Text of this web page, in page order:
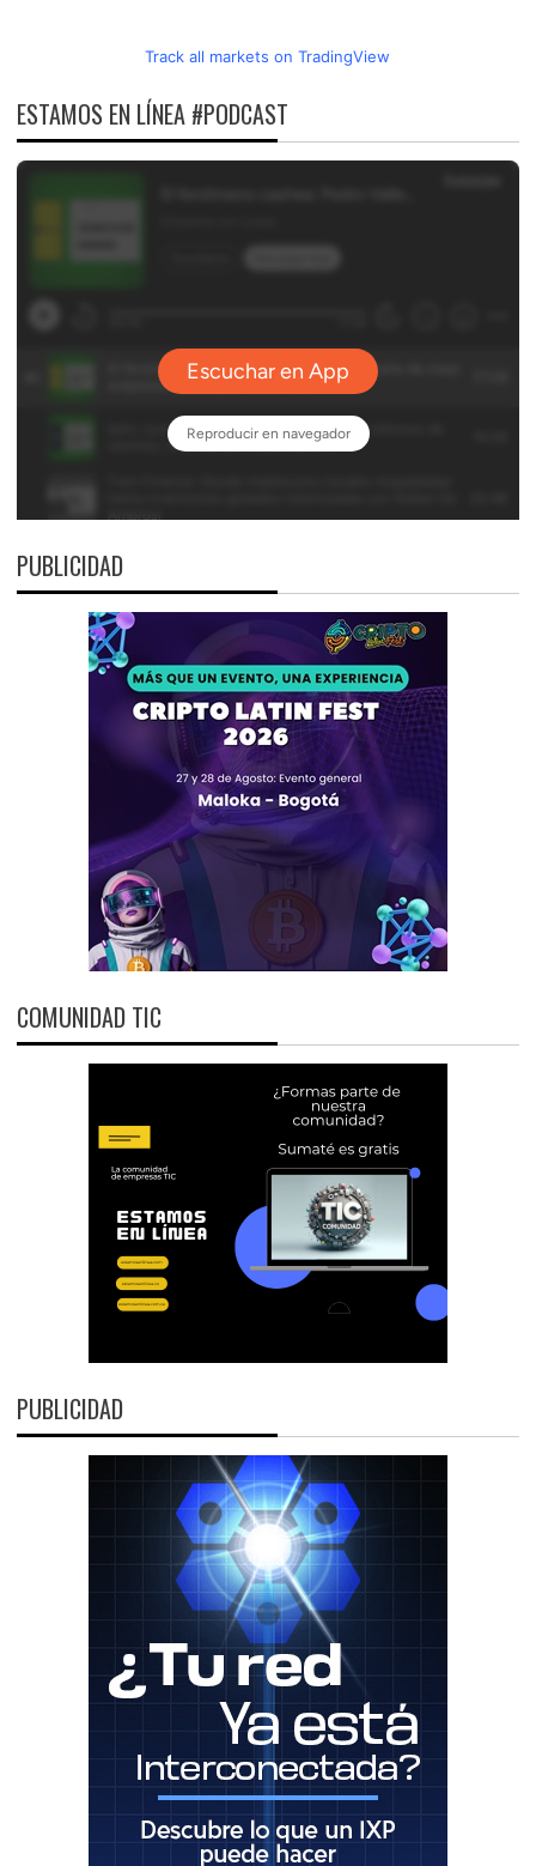
Track all markets on TradingView
ESTAMOS EN LÍNEA #PODCAST
PUBLICIDAD
COMUNIDAD TIC
PUBLICIDAD